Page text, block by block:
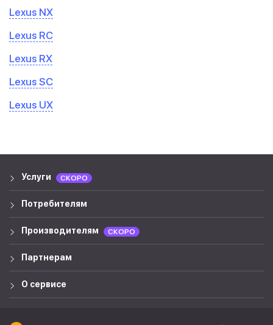
Lexus NX
Lexus RC
Lexus RX
Lexus SC
Lexus UX
Услуги СКОРО
Потребителям
Производителям СКОРО
Партнерам
О сервисе